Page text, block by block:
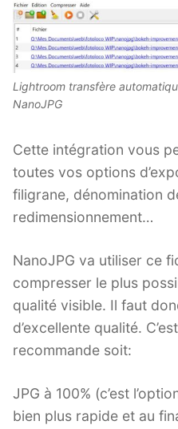
Lightroom transfère
NanoJPG
Cette intégration vous
toutes vos options
filigrane, dénomination
redimensionnement…
NanoJPG va utiliser ce
compresser le plus
qualité visible. Il faut
d’excellente qualité.
recommande soit:
JPG à 100% (c’est
bien plus rapide et au